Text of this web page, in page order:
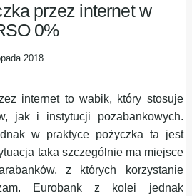
przez internet w
0%
2018
internet to wabik, który stosuje
jak i instytucji pozabankowych.
w praktyce pożyczka ta jest
taka szczególnie ma miejsce
z których korzystanie
Eurobank z kolei jednak